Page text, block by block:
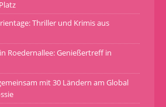
Thriller und Krimis aus
Roedernallee: Genießertreff in
mit 30 Ländern am Global